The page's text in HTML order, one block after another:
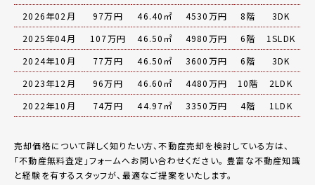
2026年02月
97万円 46.40㎡ 4530万円 8階
3DK
2025年04月
107万円 46.50㎡ 4980万円 6階
1SLDK
2024年10月
77万円 46.50㎡ 3600万円 6階
3DK
2023年12月
96万円 46.60㎡ 4480万円 10階
2LDK
2022年10月
74万円 44.97㎡ 3350万円 4階 1LDK
売却価格について詳しく知りたい方、不動産売却を検討している方は、
「不動産無料査定 」フォームへお問い合わせください。 豊富な不動産知識
と経験を有するスタッフが、最適なご提案をいたします。